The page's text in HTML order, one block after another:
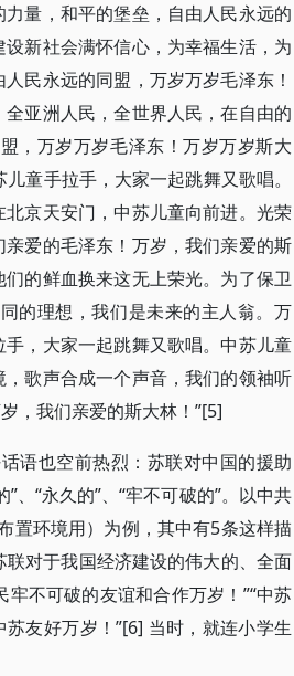
量，和平的堡垒，自由人民永远的
新社会满怀信心，为幸福生活，为
民永远的同盟，万岁万岁毛泽东！
亚洲人民，全世界人民，在自由的
，万岁万岁毛泽东！万岁万岁斯大
童手拉手，大家一起跳舞又歌唱。
京天安门，中苏儿童向前进。光荣
爱的毛泽东！万岁，我们亲爱的斯
的鲜血换来这无上荣光。为了保卫
的理想，我们是未来的主人翁。万
，大家一起跳舞又歌唱。中苏儿童
歌声合成一个声音，我们的领袖听
，我们亲爱的斯大林！”[5]
语也空前热烈：苏联对中国的援助
、“永久的”、“牢不可破的”。以中共
置环境用）为例，其中有5条这样描
联对于我国经济建设的伟大的、全面
不可破的友谊和合作万岁！”“中苏
友好万岁！”[6] 当时，就连小学生